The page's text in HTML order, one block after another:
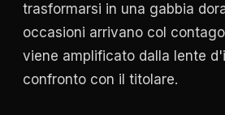
trasformarsi in una gabbia
occasioni arrivano col
viene amplificato dalla lente
confronto con il titolare.